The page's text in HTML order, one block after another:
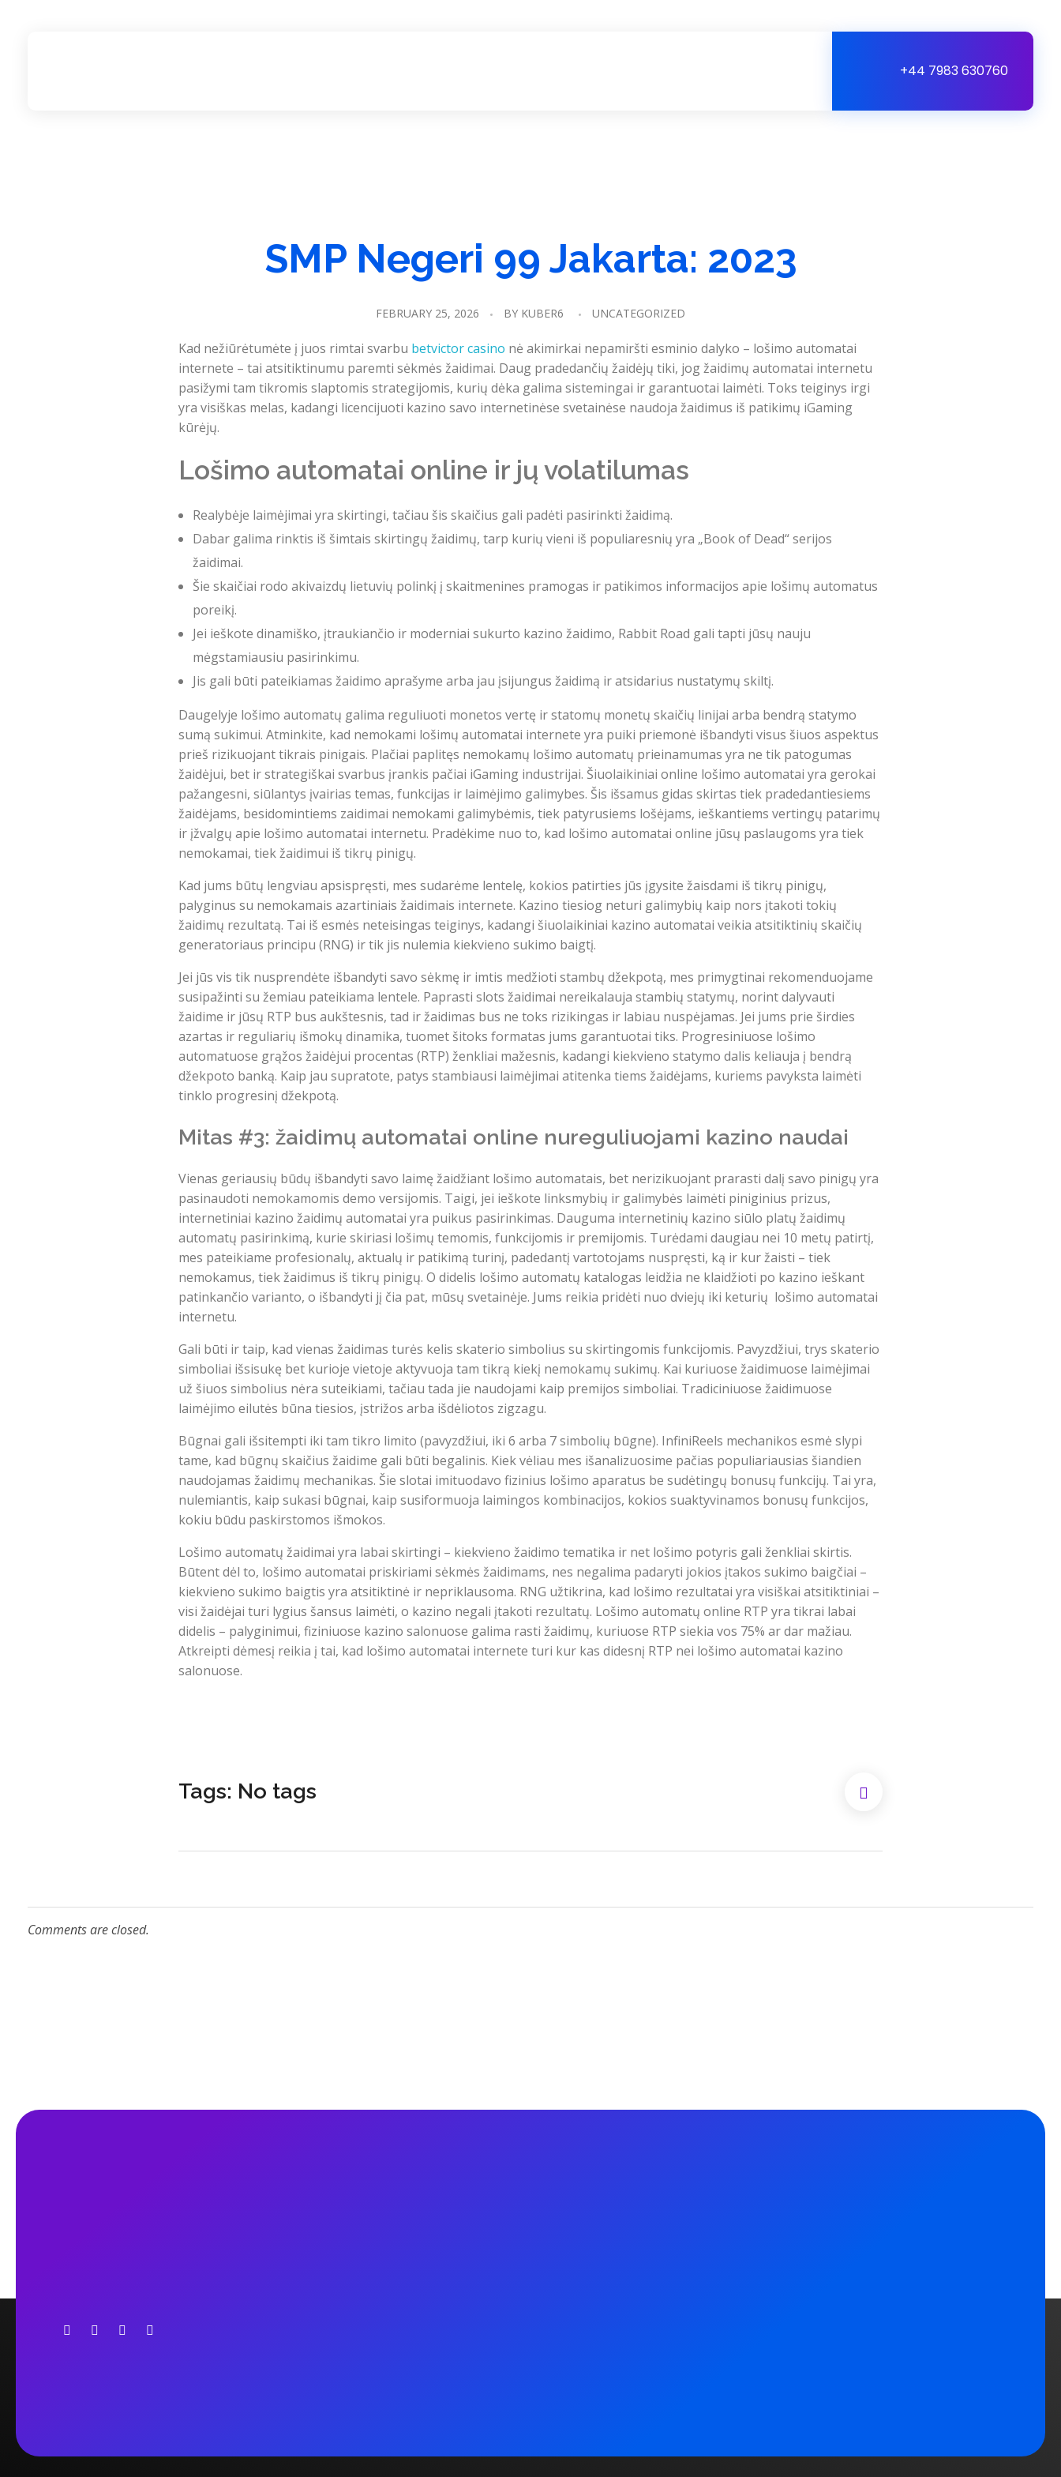
+44 7983 630760
SMP Negeri 99 Jakarta: 2023
FEBRUARY 25, 2026 BY KUBER6 UNCATEGORIZED
Kad nežiūrėtumėte į juos rimtai svarbu betvictor casino nė akimirkai nepamiršti esminio dalyko – lošimo automatai
internete – tai atsitiktinumu paremti sėkmės žaidimai. Daug pradedančių žaidėjų tiki, jog žaidimų automatai internetu
pasižymi tam tikromis slaptomis strategijomis, kurių dėka galima sistemingai ir garantuotai laimėti. Toks teiginys irgi
yra visiškas melas, kadangi licencijuoti kazino savo internetinėse svetainėse naudoja žaidimus iš patikimų iGaming
kūrėjų.
Lošimo automatai online ir jų volatilumas
Realybėje laimėjimai yra skirtingi, tačiau šis skaičius gali padėti pasirinkti žaidimą.
Dabar galima rinktis iš šimtais skirtingų žaidimų, tarp kurių vieni iš populiaresnių yra „Book of Dead“ serijos
žaidimai.
Šie skaičiai rodo akivaizdų lietuvių polinkį į skaitmenines pramogas ir patikimos informacijos apie lošimų automatus
poreikį.
Jei ieškote dinamiško, įtraukiančio ir moderniai sukurto kazino žaidimo, Rabbit Road gali tapti jūsų nauju
mėgstamiausiu pasirinkimu.
Jis gali būti pateikiamas žaidimo aprašyme arba jau įsijungus žaidimą ir atsidarius nustatymų skiltį.
Daugelyje lošimo automatų galima reguliuoti monetos vertę ir statomų monetų skaičių linijai arba bendrą statymo
sumą sukimui. Atminkite, kad nemokami lošimų automatai internete yra puiki priemonė išbandyti visus šiuos aspektus
prieš rizikuojant tikrais pinigais. Plačiai paplitęs nemokamų lošimo automatų prieinamumas yra ne tik patogumas
žaidėjui, bet ir strategiškai svarbus įrankis pačiai iGaming industrijai. Šiuolaikiniai online lošimo automatai yra gerokai
pažangesni, siūlantys įvairias temas, funkcijas ir laimėjimo galimybes. Šis išsamus gidas skirtas tiek pradedantiesiems
žaidėjams, besidomintiems zaidimai nemokami galimybėmis, tiek patyrusiems lošėjams, ieškantiems vertingų patarimų
ir įžvalgų apie lošimo automatai internetu. Pradėkime nuo to, kad lošimo automatai online jūsų paslaugoms yra tiek
nemokamai, tiek žaidimui iš tikrų pinigų.
Kad jums būtų lengviau apsispręsti, mes sudarėme lentelę, kokios patirties jūs įgysite žaisdami iš tikrų pinigų,
palyginus su nemokamais azartiniais žaidimais internete. Kazino tiesiog neturi galimybių kaip nors įtakoti tokių
žaidimų rezultatą. Tai iš esmės neteisingas teiginys, kadangi šiuolaikiniai kazino automatai veikia atsitiktinių skaičių
generatoriaus principu (RNG) ir tik jis nulemia kiekvieno sukimo baigtį.
Jei jūs vis tik nusprendėte išbandyti savo sėkmę ir imtis medžioti stambų džekpotą, mes primygtinai rekomenduojame
susipažinti su žemiau pateikiama lentele. Paprasti slots žaidimai nereikalauja stambių statymų, norint dalyvauti
žaidime ir jūsų RTP bus aukštesnis, tad ir žaidimas bus ne toks rizikingas ir labiau nuspėjamas. Jei jums prie širdies
azartas ir reguliarių išmokų dinamika, tuomet šitoks formatas jums garantuotai tiks. Progresiniuose lošimo
automatuose grąžos žaidėjui procentas (RTP) ženkliai mažesnis, kadangi kiekvieno statymo dalis keliauja į bendrą
džekpoto banką. Kaip jau supratote, patys stambiausi laimėjimai atitenka tiems žaidėjams, kuriems pavyksta laimėti
tinklo progresinį džekpotą.
Mitas #3: žaidimų automatai online nureguliuojami kazino naudai
Vienas geriausių būdų išbandyti savo laimę žaidžiant lošimo automatais, bet nerizikuojant prarasti dalį savo pinigų yra
pasinaudoti nemokamomis demo versijomis. Taigi, jei ieškote linksmybių ir galimybės laimėti piniginius prizus,
internetiniai kazino žaidimų automatai yra puikus pasirinkimas. Dauguma internetinių kazino siūlo platų žaidimų
automatų pasirinkimą, kurie skiriasi lošimų temomis, funkcijomis ir premijomis. Turėdami daugiau nei 10 metų patirtį,
mes pateikiame profesionalų, aktualų ir patikimą turinį, padedantį vartotojams nuspręsti, ką ir kur žaisti – tiek
nemokamus, tiek žaidimus iš tikrų pinigų. O didelis lošimo automatų katalogas leidžia ne klaidžioti po kazino ieškant
patinkančio varianto, o išbandyti jį čia pat, mūsų svetainėje. Jums reikia pridėti nuo dviejų iki keturių lošimo automatai
internetu.
Gali būti ir taip, kad vienas žaidimas turės kelis skaterio simbolius su skirtingomis funkcijomis. Pavyzdžiui, trys skaterio
simboliai išsisukę bet kurioje vietoje aktyvuoja tam tikrą kiekį nemokamų sukimų. Kai kuriuose žaidimuose laimėjimai
už šiuos simbolius nėra suteikiami, tačiau tada jie naudojami kaip premijos simboliai. Tradiciniuose žaidimuose
laimėjimo eilutės būna tiesios, įstrižos arba išdėliotos zigzagu.
Būgnai gali išsitempti iki tam tikro limito (pavyzdžiui, iki 6 arba 7 simbolių būgne). InfiniReels mechanikos esmė slypi
tame, kad būgnų skaičius žaidime gali būti begalinis. Kiek vėliau mes išanalizuosime pačias populiariausias šiandien
naudojamas žaidimų mechanikas. Šie slotai imituodavo fizinius lošimo aparatus be sudėtingų bonusų funkcijų. Tai yra,
nulemiantis, kaip sukasi būgnai, kaip susiformuoja laimingos kombinacijos, kokios suaktyvinamos bonusų funkcijos,
kokiu būdu paskirstomos išmokos.
Lošimo automatų žaidimai yra labai skirtingi – kiekvieno žaidimo tematika ir net lošimo potyris gali ženkliai skirtis.
Būtent dėl to, lošimo automatai priskiriami sėkmės žaidimams, nes negalima padaryti jokios įtakos sukimo baigčiai –
kiekvieno sukimo baigtis yra atsitiktinė ir nepriklausoma. RNG užtikrina, kad lošimo rezultatai yra visiškai atsitiktiniai –
visi žaidėjai turi lygius šansus laimėti, o kazino negali įtakoti rezultatų. Lošimo automatų online RTP yra tikrai labai
didelis – palyginimui, fiziniuose kazino salonuose galima rasti žaidimų, kuriuose RTP siekia vos 75% ar dar mažiau.
Atkreipti dėmesį reikia į tai, kad lošimo automatai internete turi kur kas didesnį RTP nei lošimo automatai kazino
salonuose.
Tags: No tags
Comments are closed.